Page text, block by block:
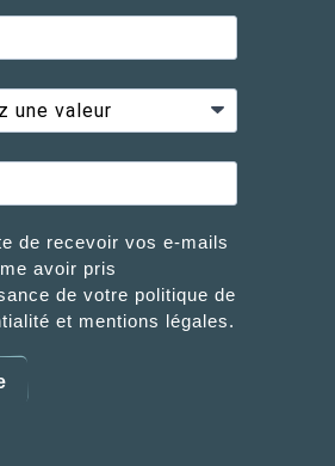
de recevoir vos e-mails
avoir pris
de votre politique de
et mentions légales.